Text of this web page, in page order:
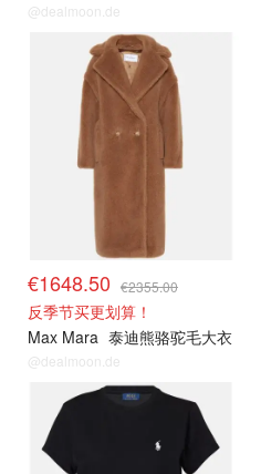
@dealmoon.de
€1648.50 €2355.00
反季节买更划算！
Max Mara 泰迪熊骆驼毛大衣
@dealmoon.de